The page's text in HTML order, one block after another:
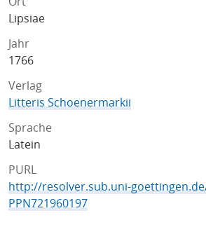
Lipsiae
Jahr
1766
Verlag
Litteris Schoenermarkii
Sprache
Latein
PURL
http://resolver.sub.uni-
PPN721960197